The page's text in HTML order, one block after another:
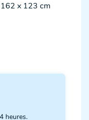
x 123 cm
heures.